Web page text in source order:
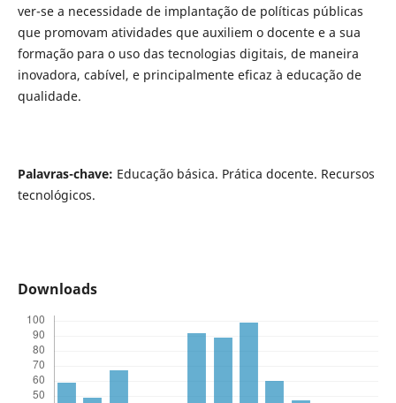
ver-se a necessidade de implantação de políticas públicas
que promovam atividades que auxiliem o docente e a sua
formação para o uso das tecnologias digitais, de maneira
inovadora, cabível, e principalmente eficaz à educação de
qualidade.
Palavras-chave: Educação básica. Prática docente. Recursos
tecnológicos.
Downloads